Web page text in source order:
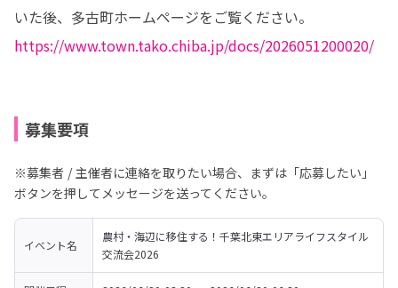
https://www.town.tako.chiba.jp/docs/2026051200020/
募集要項
※募集者 / 主催者に連絡を取りたい場合、まずは「応募したい」
ボタンを押してメッセージを送ってください。
イベント名
農村・海辺に移住する！千葉北東エリアライフスタイル
交流会2026